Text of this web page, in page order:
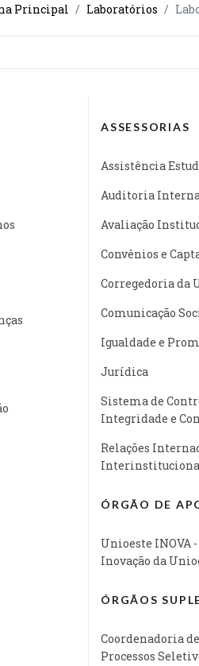
Principal Laboratórios
ASSESSORIAS
Assistência
Auditoria Interna
Avaliação
Convênios e
Corregedoria da
Comunicação
Igualdade e
Jurídica
Sistema de
Integridade e
Relações
ÓRGÃO DE
Unioeste INOVA
Inovação da
ÓRGÃOS
Coordenadoria
Processos